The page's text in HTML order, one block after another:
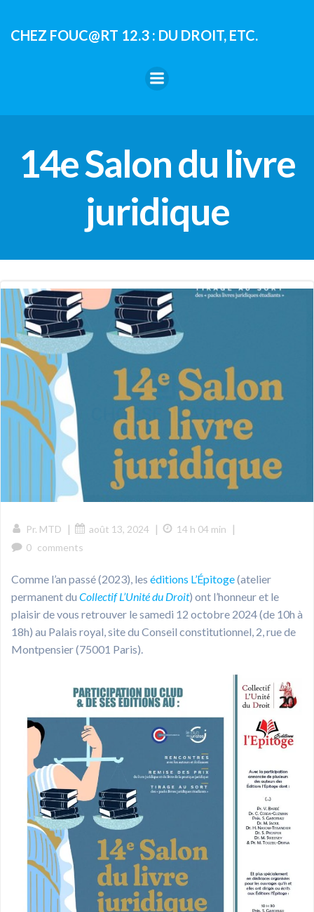
contenu
CHEZ FOUC@RT 12.3 : DU DROIT, ETC.
14e Salon du livre
juridique
Pr. MTD | août 13, 2024 | 14 h 04 min |
0 comments
Comme l’an passé (2023), les éditions L’Épitoge(atelier
permanent du Collectif L’Unité du Droit) ont l’honneur et le
plaisir de vous retrouver le samedi 12 octobre 2024 (de 10h à
18h) au Palais royal, site du Conseil constitutionnel, 2, rue de
Montpensier (75001 Paris).